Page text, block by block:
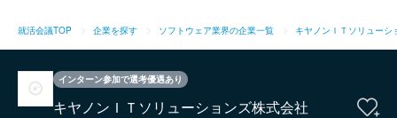
就活会議TOP 企業を探す ソフトウェア業界の企業一覧 キヤノンＩＴソリューシ
インターン参加で選考優遇あり
キヤノンＩＴソリューションズ株式会社